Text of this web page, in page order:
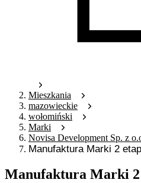
Mieszkania
mazowieckie
wołomiński
Marki
Novisa Development Sp. z
Manufaktura Marki 2
Manufaktura Marki